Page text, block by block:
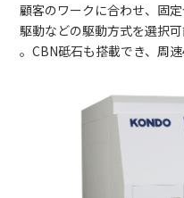
顧客のワークに合わせ、固
駆動などの駆動方式を選択
。CBN砥石も搭載でき、周